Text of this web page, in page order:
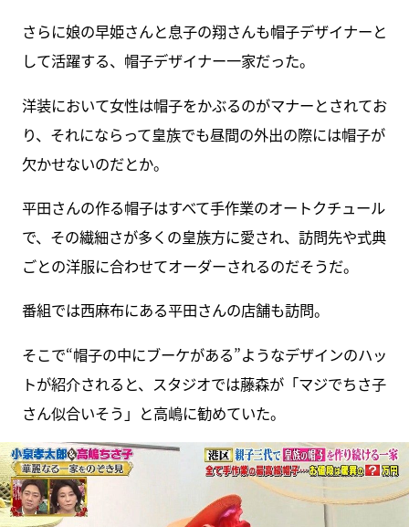
さらに娘の早姫さんと息子の翔さんも帽子デザイナーと
して活躍する、帽子デザイナー一家だった。
洋装において女性は帽子をかぶるのがマナーとされてお
り、それにならって皇族でも昼間の外出の際には帽子が
欠かせないのだとか。
平田さんの作る帽子はすべて手作業のオートクチュール
で、その繊細さが多くの皇族方に愛され、訪問先や式典
ごとの洋服に合わせてオーダーされるのだそうだ。
番組では西麻布にある平田さんの店舗も訪問。
そこで“帽子の中にブーケがある”ようなデザインのハッ
トが紹介されると、スタジオでは藤森が「マジでちさ子
さん似合いそう」と高嶋に勧めていた。